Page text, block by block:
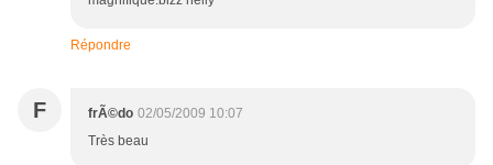
Répondre
F frÃ©do 02/05/2009 10:07
Très beau